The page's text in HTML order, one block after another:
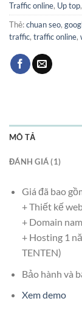
Traffic online, Up top,
Thẻ:chuan seo,
traffic, traffic online,
MÔ TẢ
ĐÁNH GIÁ (1)
Giá đã bao
+ Thiết kế
+ Domain
+ Hosting 1
TENTEN)
Bảo hành và
Xem demo